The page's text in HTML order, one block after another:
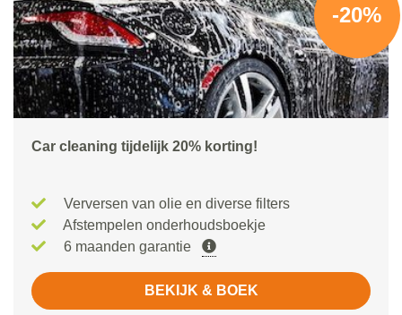
-20%
Car cleaning tijdelijk 20% korting!
Verversen van olie en diverse filters
Afstempelen onderhoudsboekje
6 maanden garantie
BEKIJK & BOEK